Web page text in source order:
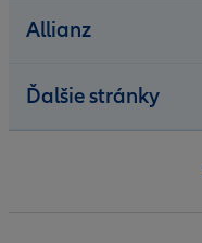
Allianz
Ďalšie stránky